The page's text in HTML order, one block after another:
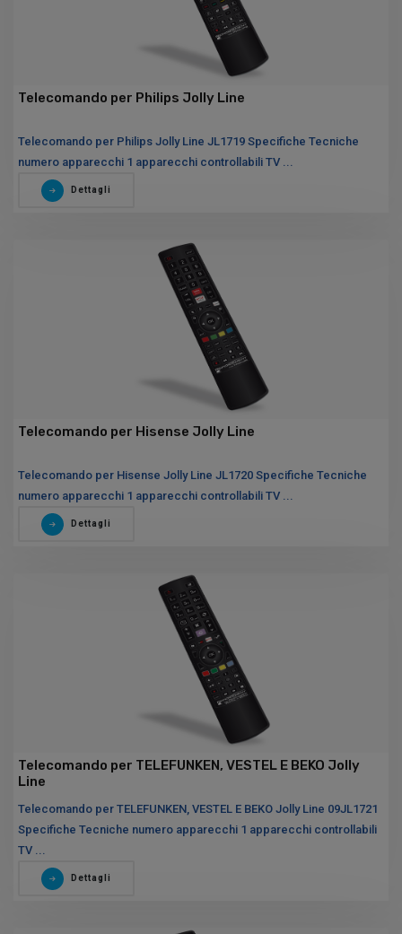
Telecomando per Philips Jolly Line
Telecomando per Philips Jolly Line JL1719 Specifiche Tecniche
numero apparecchi 1 apparecchi controllabili TV ...
Dettagli
Telecomando per Hisense Jolly Line
Telecomando per Hisense Jolly Line JL1720 Specifiche Tecniche
numero apparecchi 1 apparecchi controllabili TV ...
Dettagli
Telecomando per TELEFUNKEN, VESTEL E BEKO Jolly
Line
Telecomando per TELEFUNKEN, VESTEL E BEKO Jolly Line 09JL1721
Specifiche Tecniche numero apparecchi 1 apparecchi controllabili
TV ...
Dettagli